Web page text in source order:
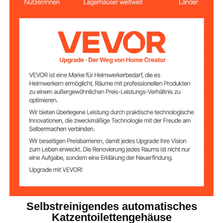
Anzahl Fenster
1 (Seitenfenster +
verstellbare Trenntür)
Artikelmaterial
Spanplatte der Güteklasse
P2
Stromeingang
AC 250 V; 50/60 Hz; 16 A;
Rote Netzschalteranzeige
Nennleistung 3500 W
Ladeleistung
Oben
Selbstreinigendes automatisches
Katzentoilettengehäuse